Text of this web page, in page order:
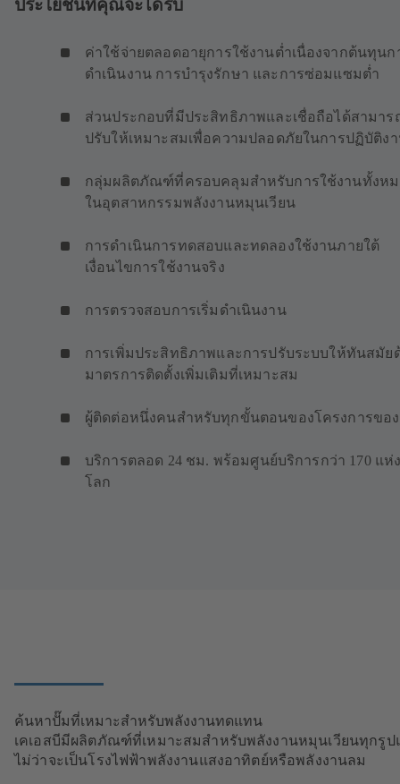
ประโยชน์ที่คุณจะได้รับ
ค่าใช้จ่ายตลอดอายุการใช้งานต่ำเนื่องจากต้นทุนก
ดำเนินงาน การบำรุงรักษา และการซ่อมแซมต่ำ
ส่วนประกอบที่มีประสิทธิภาพและเชื่อถือได้สามาร
ปรับให้เหมาะสมเพื่อความปลอดภัยในการปฏิบัติง
กลุ่มผลิตภัณฑ์ที่ครอบคลุมสำหรับการใช้งานทั้งห
ในอุตสาหกรรมพลังงานหมุนเวียน
การดำเนินการทดสอบและทดลองใช้งานภายใต้
เงื่อนไขการใช้งานจริง
การตรวจสอบการเริ่มดำเนินงาน
การเพิ่มประสิทธิภาพและการปรับระบบให้ทันสมัย
มาตรการติดตั้งเพิ่มเติมที่เหมาะสม
ผู้ติดต่อหนึ่งคนสำหรับทุกขั้นตอนของโครงการขอ
บริการตลอด 24 ชม. พร้อมศูนย์บริการกว่า 170 แห่
โลก
ค้นหาปั๊มที่เหมาะสำหรับพลังงานทดแทน
เคเอสบีมีผลิตภัณฑ์ที่เหมาะสมสำหรับพลังงานหมุนเวียนทุกรูป
ไม่ว่าจะเป็นโรงไฟฟ้าพลังงานแสงอาทิตย์หรือพลังงานลม